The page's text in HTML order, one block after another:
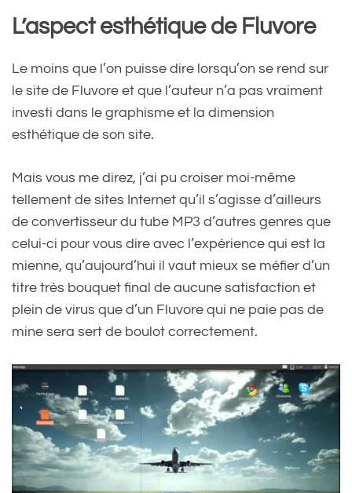
L’aspect esthétique de Fluvore
Le moins que l’on puisse dire lorsqu’on se rend sur
le site de Fluvore et que l’auteur n’a pas vraiment
investi dans le graphisme et la dimension
esthétique de son site.
Mais vous me direz, j’ai pu croiser moi-même
tellement de sites Internet qu’il s’agisse d’ailleurs
de convertisseur du tube MP3 d’autres genres que
celui-ci pour vous dire avec l’expérience qui est la
mienne, qu’aujourd’hui il vaut mieux se méfier d’un
titre très bouquet final de aucune satisfaction et
plein de virus que d’un Fluvore qui ne paie pas de
mine sera sert de boulot correctement.